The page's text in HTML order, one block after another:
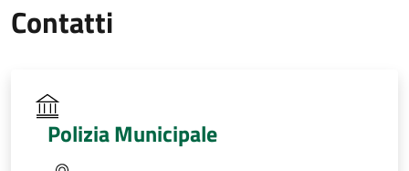
Contatti
Polizia Municipale